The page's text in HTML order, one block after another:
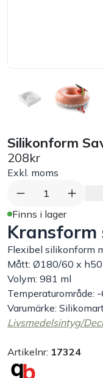
Exponering &
Städutrustning
Arbetskläder
Plåtbyte
Monin
Handla efter
Varumärken
Outlet
Silikonform
208kr
Exkl. moms
1
Finns i lager
Kransform
Flexibel silikonform
Mått: Ø180/60 x
Volym: 981 ml
Temperaturområde:
Varumärke:
Livsmedelsintyg/
Artikelnr: 17324